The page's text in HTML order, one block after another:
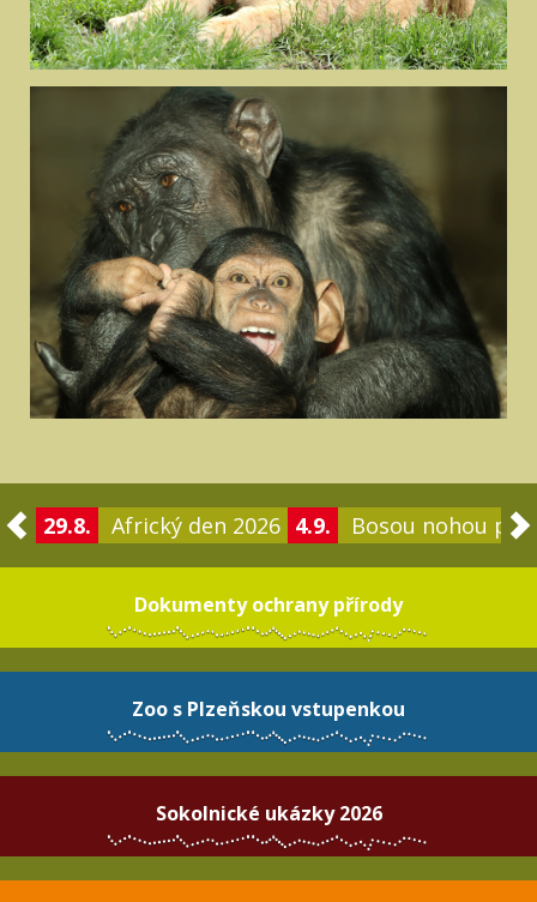
29.8. Africký den 2026 4.9. Bosou nohou po
Dokumenty ochrany přírody
Zoo s Plzeňskou vstupenkou
Sokolnické ukázky 2026